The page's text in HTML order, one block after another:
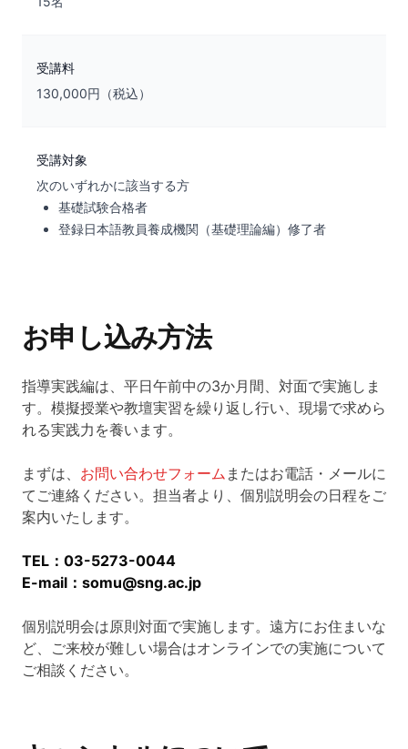
受講料
130,000円（税込）
受講対象
次のいずれかに該当する方
基礎試験合格者
登録日本語教員養成機関（基礎理論編）修了者
お申し込み方法
指導実践編は、平日午前中の3か月間、対面で実施しま
す。模擬授業や教壇実習を繰り返し行い、現場で求めら
れる実践力を養います。
まずは、 お問い合わせフォーム またはお電話・メールに
てご連絡ください。担当者より、個別説明会の日程をご
案内いたします。
TEL：03-5273-0044
E-mail：somu@sng.ac.jp
個別説明会は原則対面で実施します。遠方にお住まいな
ど、ご来校が難しい場合はオンラインでの実施について
ご相談ください。